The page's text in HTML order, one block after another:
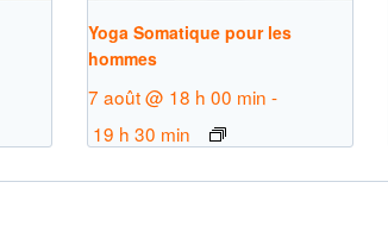
Yoga Somatique pour les
hommes
7 août @ 18 h 00 min -
19 h 30 min